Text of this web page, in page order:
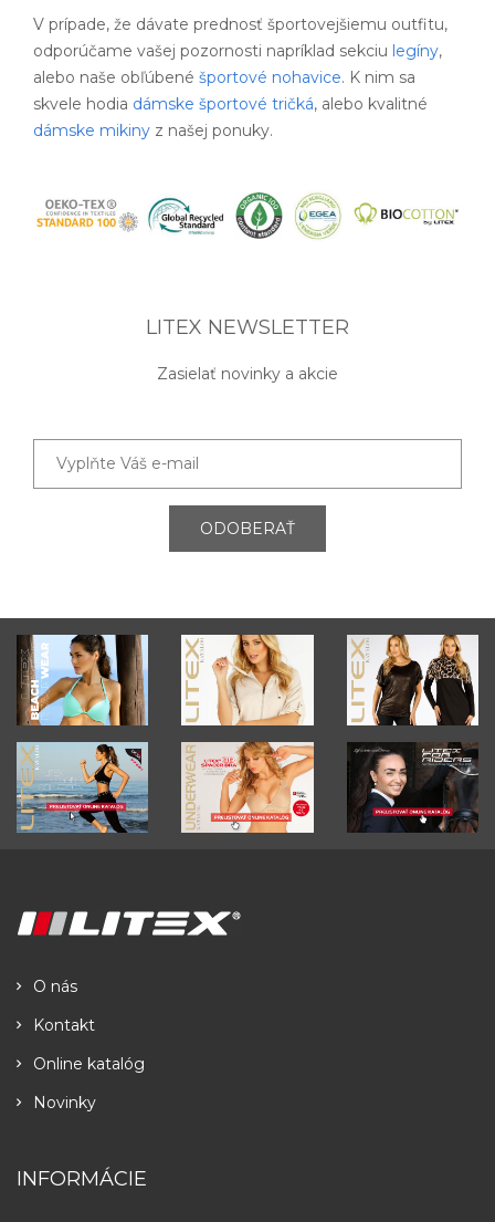
V prípade, že dávate prednosť športovejšiemu outfitu,
odporúčame vašej pozornosti napríklad sekciu legíny,
alebo naše obľúbené športové nohavice. K nim sa
skvele hodia dámske športové tričká, alebo kvalitné
dámske mikiny z našej ponuky.
LITEX NEWSLETTER
Zasielať novinky a akcie
ODOBERAŤ
O nás
Kontakt
Online katalóg
Novinky
INFORMÁCIE